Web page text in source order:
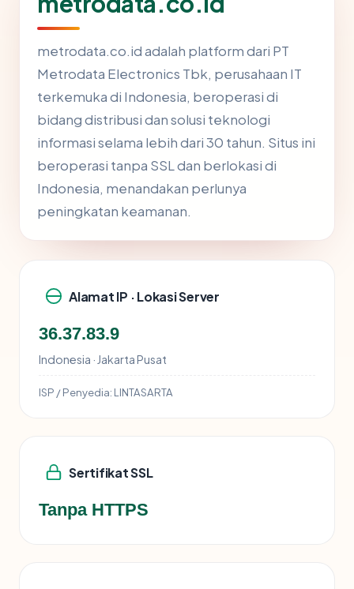
metrodata.co.id adalah platform dari PT
Metrodata Electronics Tbk, perusahaan IT
terkemuka di Indonesia, beroperasi di
bidang distribusi dan solusi teknologi
informasi selama lebih dari 30 tahun. Situs ini
beroperasi tanpa SSL dan berlokasi di
Indonesia, menandakan perlunya
peningkatan keamanan.
Alamat IP · Lokasi Server
36.37.83.9
Indonesia · Jakarta Pusat
ISP / Penyedia: LINTASARTA
Sertifikat SSL
Tanpa HTTPS